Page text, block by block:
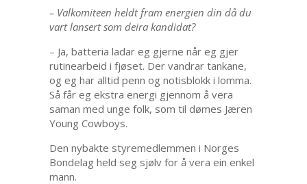
– Valkomiteen heldt fram energien din då du
vart lansert som deira kandidat?
– Ja, batteria ladar eg gjerne når eg gjer
rutinearbeid i fjøset. Der vandrar tankane,
og eg har alltid penn og notisblokk i lomma.
Så får eg ekstra energi gjennom å vera
saman med unge folk, som til dømes Jæren
Young Cowboys.
Den nybakte styremedlemmen i Norges
Bondelag held seg sjølv for å vera ein enkel
mann.